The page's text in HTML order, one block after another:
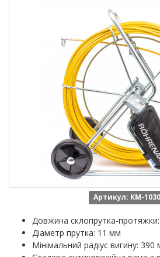
Артикул: KM-
Довжина склопрутка-
Діаметр прутка: 11 мм
Мінімальний радіус вигину: 390